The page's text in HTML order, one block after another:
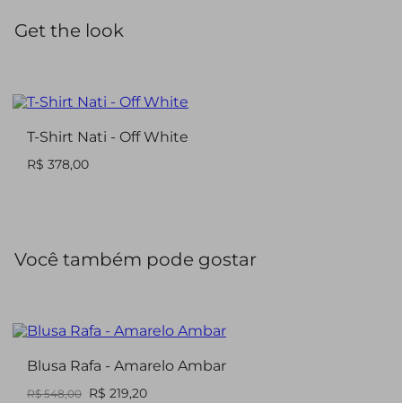
Acompanha hot pants avulsa
média, conta com cós elástico e pezinho para melhor
sustentação. Acompanha hot pants avulsa, garantindo
conforto e segurança em produções modernas e elegantes.
Get the look
T-Shirt Nati - Off White
R$ 378,00
Você também pode gostar
Blusa Rafa - Amarelo Ambar
R$ 548,00 R$ 219,20